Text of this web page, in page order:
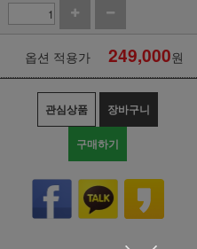
옵션 적용가 249,000원
관심상품 장바구니
구매하기